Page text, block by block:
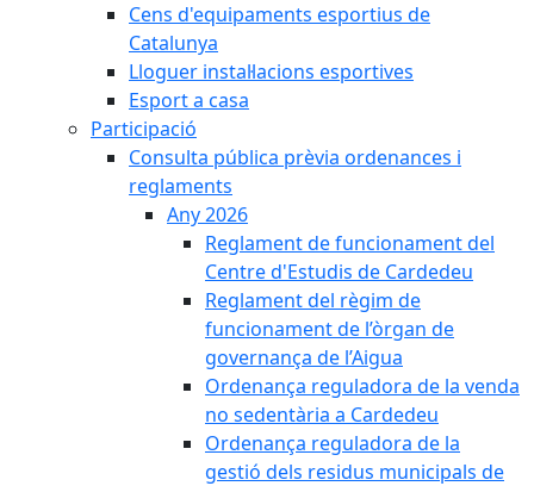
Cens d'equipaments esportius de
Catalunya
Lloguer instal·lacions esportives
Esport a casa
Participació
Consulta pública prèvia ordenances i
reglaments
Any 2026
Reglament de funcionament del
Centre d'Estudis de Cardedeu
Reglament del règim de
funcionament de l’òrgan de
governança de l’Aigua
Ordenança reguladora de la venda
no sedentària a Cardedeu
Ordenança reguladora de la
gestió dels residus municipals de